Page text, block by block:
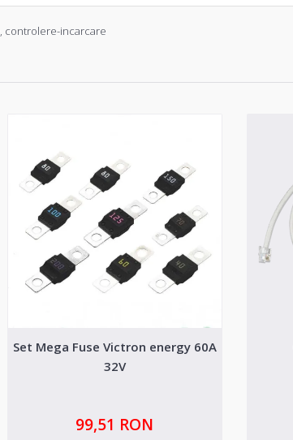
, controlere-incarcare
Set Mega Fuse Victron energy 60A
32V
99,51 RON